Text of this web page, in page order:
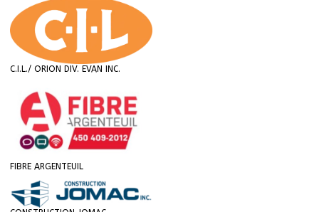
C.I.L./ ORION DIV. EVAN INC.
FIBRE ARGENTEUIL